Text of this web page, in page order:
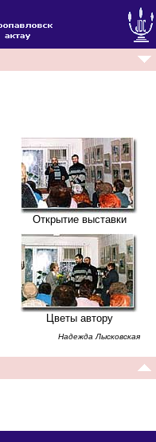
Открытие выставки
Цветы автору
Надежда Лысковская